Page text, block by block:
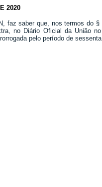
2020
faz saber que, nos termos do
no Diário Oficial da União
pelo período de